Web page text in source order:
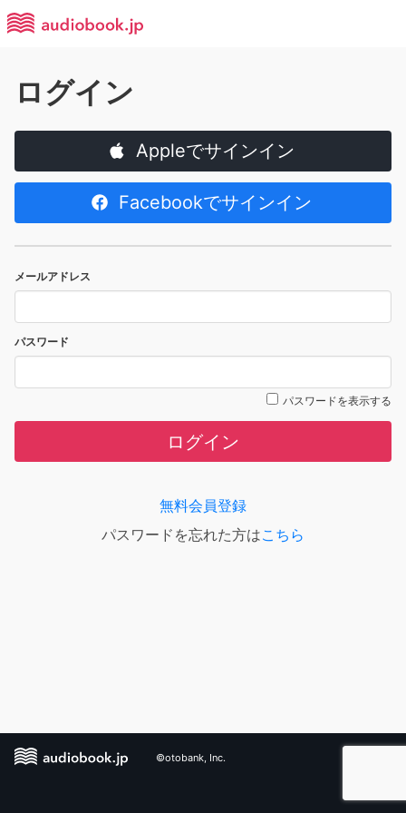
ログイン
Appleでサインイン
Facebookでサインイン
メールアドレス
パスワード
パスワードを表示する
ログイン
無料会員登録
パスワードを忘れた方はこちら
©otobank, Inc.